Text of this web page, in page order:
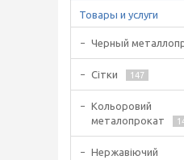
Товары и услуги
Черный
Сітки 147
Кольоровий
металопрокат
Нержавіючий